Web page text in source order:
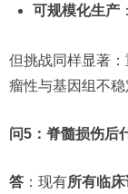
可规模化生产
但挑战同样显著
瘤性与基因组不
问5：脊髓损伤后
答 ：现有所有临